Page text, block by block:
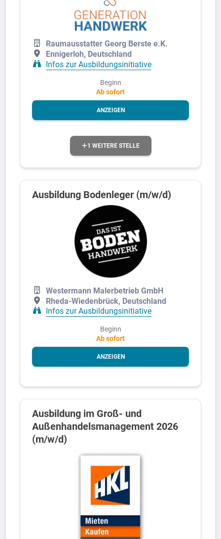
Raumausstatter Georg Berste e.K.
Ennigerloh, Deutschland
Infos zur Ausbildungsinitiative
Beginn
Ab sofort
ANZEIGEN
1 WEITERE STELLE
Ausbildung Bodenleger (m/w/d)
Westermann Malerbetrieb GmbH
Rheda-Wiedenbrück, Deutschland
Infos zur Ausbildungsinitiative
Beginn
Ab sofort
ANZEIGEN
Ausbildung im Groß- und
Außenhandelsmanagement 2026
(m/w/d)